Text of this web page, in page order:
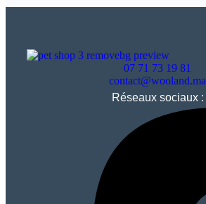
07 71 73 19 81
contact@wooland.ma
Réseaux sociaux :